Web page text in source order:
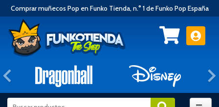
Comprar muñecos Pop en Funko Tienda, n.° 1 de Funko Pop España
Anterior